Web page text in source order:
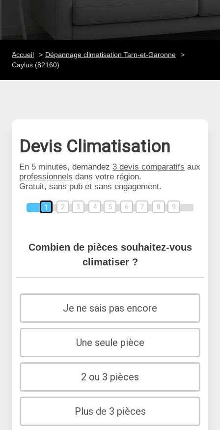
Accueil
Dépannage climatisation Tarn-et-Garonne
Caylus (82160)
Devis Climatisation
En 5 minutes, demandez 3 devis comparatifs aux
professionnels dans votre région.
Gratuit, sans pub et sans engagement.
1 2 3 4 5 6 7 8 9
Combien de pièces souhaitez-vous
climatiser ?
Je ne sais pas encore
Une seule pièce
2 ou 3 pièces
Plus de 3 pièces